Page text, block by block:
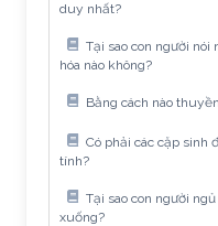
duy nhất?
Tại sao con người
hóa nào không?
Bằng cách nào
Có phải các cặp sinh
tính?
Tại sao con người
xuống?